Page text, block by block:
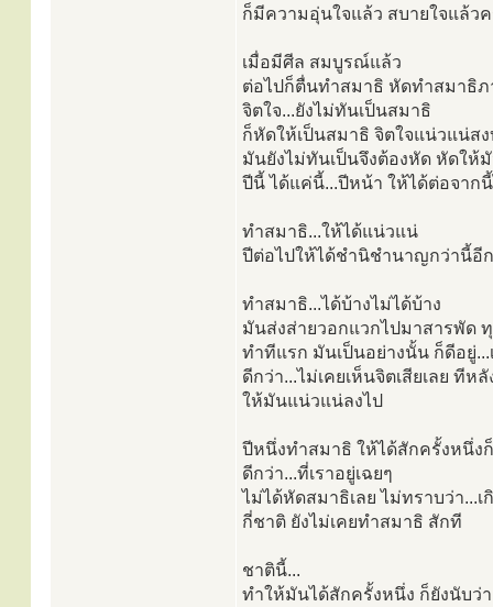
ก็มีความอุ่นใจแล้ว สบายใจแล้ว
เมื่อมีศีล สมบูรณ์แล้ว
ต่อไปก็ตื่นทำสมาธิ หัดทำสมาธิภ
จิตใจ...ยังไม่ทันเป็นสมาธิ
ก็หัดให้เป็นสมาธิ จิตใจแน่วแน่ส
มันยังไม่ทันเป็นจึงต้องหัด หัดให้
ปีนี้ ได้แค่นี้...ปีหน้า ให้ได้ต่อจาก
ทำสมาธิ...ให้ได้แน่วแน่
ปีต่อไปให้ได้ชำนิชำนาญกว่านี้อีก
ทำสมาธิ...ได้บ้างไม่ได้บ้าง
มันส่งส่ายวอกแวกไปมาสารพัด
ทำทีแรก มันเป็นอย่างนั้น ก็ดีอยู่...
ดีกว่า...ไม่เคยเห็นจิตเสียเลย ทีห
ให้มันแน่วแน่ลงไป
ปีหนึ่งทำสมาธิ ให้ได้สักครั้งหนึ่ง
ดีกว่า...ที่เราอยู่เฉยๆ
ไม่ได้หัดสมาธิเลย ไม่ทราบว่า...
กี่ชาติ ยังไม่เคยทำสมาธิ สักที
ชาตินี้...
ทำให้มันได้สักครั้งหนึ่ง ก็ยังนับว่